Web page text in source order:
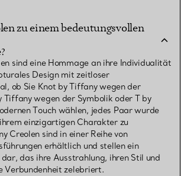
zu einem bedeutungsvollen
sind eine Hommage an ihre Individualität
Design mit zeitloser
ob Sie Knot by Tiffany wegen der
Tiffany wegen der Symbolik oder T by
Touch wählen, jedes Paar wurde
einzigartigen Charakter zu
Creolen sind in einer Reihe von
erhältlich und stellen ein
das ihre Ausstrahlung, ihren Stil und
Verbundenheit zelebriert.